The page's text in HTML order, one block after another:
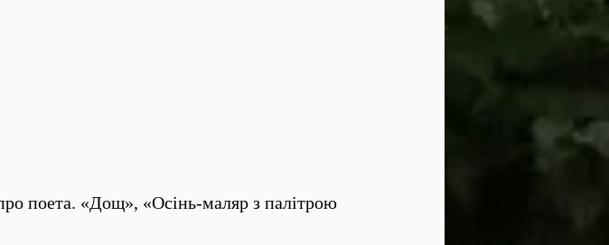
поета. «Дощ», «Осінь-маляр з палітрою